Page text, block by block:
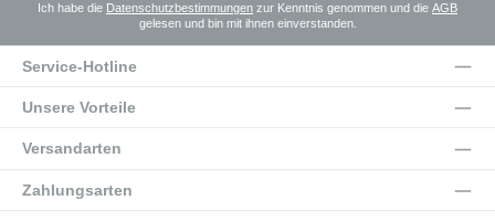
Ich habe die Datenschutzbestimmungen zur Kenntnis genommen und die AGB
gelesen und bin mit ihnen einverstanden.
Service-Hotline
Unsere Vorteile
Versandarten
Zahlungsarten